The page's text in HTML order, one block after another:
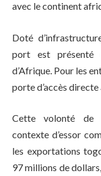
avec le continent
Doté
port est présenté
d’Afrique. Pour les
porte d’accès
Cette volonté de
contexte d’essor
les exportations
97 millions de